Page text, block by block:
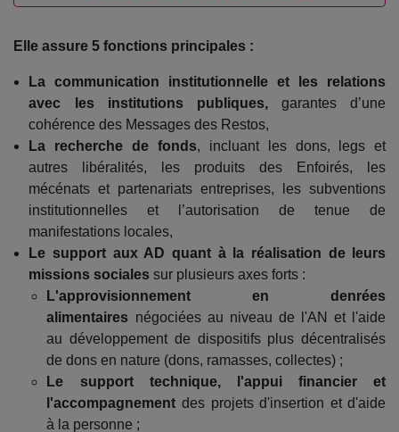
Elle assure 5 fonctions principales :
La communication institutionnelle et les relations
avec les institutions publiques,garantes d’une
cohérence des Messages des Restos,
La recherche de fonds, incluant les dons, legs et
autres libéralités, les produits des Enfoirés, les
mécénats et partenariats entreprises, les subventions
institutionnelles et l’autorisation de tenue de
manifestations locales,
Le support aux AD quant à la réalisation de leurs
missions socialessur plusieurs axes forts :
L'approvisionnement en denrées
alimentaires négociées au niveau de l'AN et l'aide
au développement de dispositifs plus décentralisés
de dons en nature (dons, ramasses, collectes) ;
Le support technique, l'appui financier et
l'accompagnement des projets d'insertion et d'aide
à la personne ;